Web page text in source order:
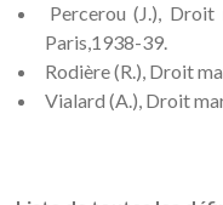
Percerou (J.),
Paris,1938-39.
Rodière (R.), Droit
Vialard (A.), Droit